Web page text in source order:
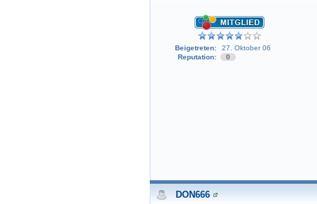
Beigetreten:
27. Oktober 06
Reputation:
0
DON666